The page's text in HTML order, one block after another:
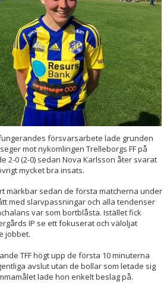
försvarsarbete lade grunden
mot nykomlingen Trelleborgs FF på
2-0 (2-0) sedan Nova Karlsson åter svarat
mycket bra insats.
märkbar sedan de första matcherna under
med slarvpassningar och alla tendenser
var som bortblåsta. Istället fick
IP se ett fokuserat och väloljat
jobbet.
TFF högt upp de första 10 minuterna
avslut utan de bollar som letade sig
lade hon enkelt beslag på.